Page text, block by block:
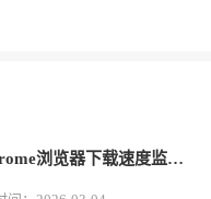
Chrome浏览器下载速度监控插件深度分析